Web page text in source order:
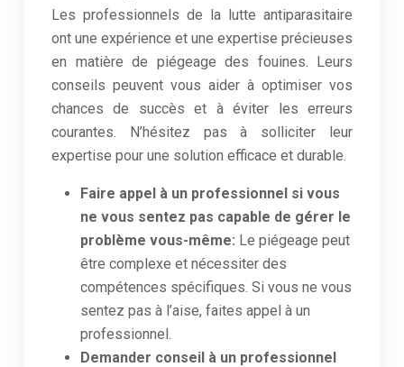
Les professionnels de la lutte antiparasitaire
ont une expérience et une expertise précieuses
en matière de piégeage des fouines. Leurs
conseils peuvent vous aider à optimiser vos
chances de succès et à éviter les erreurs
courantes. N’hésitez pas à solliciter leur
expertise pour une solution efficace et durable.
Faire appel à un professionnel si vous
ne vous sentez pas capable de gérer le
problème vous-même: Le piégeage peut
être complexe et nécessiter des
compétences spécifiques. Si vous ne vous
sentez pas à l’aise, faites appel à un
professionnel.
Demander conseil à un professionnel